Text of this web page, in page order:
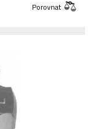
Porovnat